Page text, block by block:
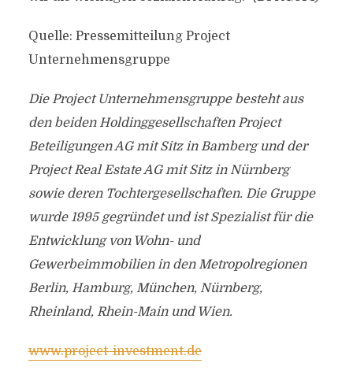
Quelle: Pressemitteilung Project
Unternehmensgruppe
Die Project Unternehmensgruppe besteht aus
den beiden Holdinggesellschaften Project
Beteiligungen AG mit Sitz in Bamberg und der
Project Real Estate AG mit Sitz in Nürnberg
sowie deren Tochtergesellschaften. Die Gruppe
wurde 1995 gegründet und ist Spezialist für die
Entwicklung von Wohn- und
Gewerbeimmobilien in den Metropolregionen
Berlin, Hamburg, München, Nürnberg,
Rheinland, Rhein-Main und Wien.
www.project-investment.de